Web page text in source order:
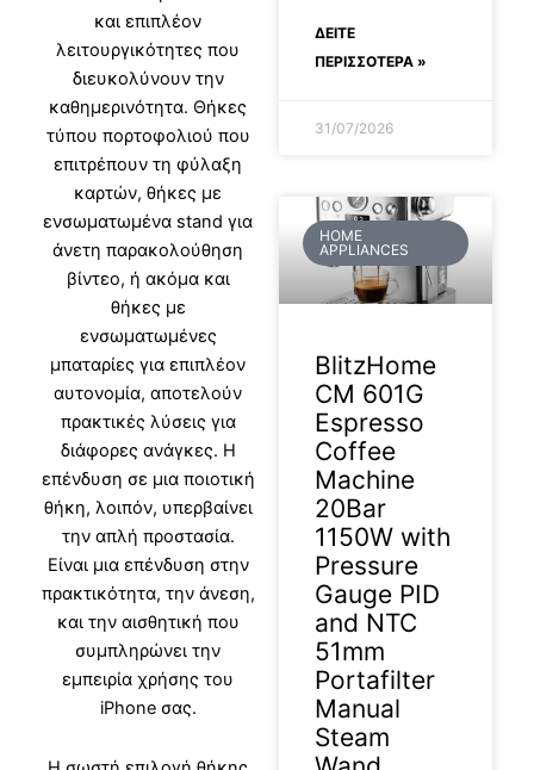
και επιπλέον
λειτουργικότητες που
διευκολύνουν την
καθημερινότητα. Θήκες
τύπου πορτοφολιού που
επιτρέπουν τη φύλαξη
καρτών, θήκες με
ενσωματωμένα stand για
άνετη παρακολούθηση
βίντεο, ή ακόμα και
θήκες με
ενσωματωμένες
μπαταρίες για επιπλέον
αυτονομία, αποτελούν
πρακτικές λύσεις για
διάφορες ανάγκες. Η
επένδυση σε μια ποιοτική
θήκη, λοιπόν, υπερβαίνει
την απλή προστασία.
Είναι μια επένδυση στην
πρακτικότητα, την άνεση,
και την αισθητική που
συμπληρώνει την
εμπειρία χρήσης του
iPhone σας.
ΔΕΊΤΕ
ΠΕΡΙΣΣΟΤΕΡΑ »
31/07/2026
HOME
APPLIANCES
BlitzHome
CM 601G
Espresso
Coffee
Machine
20Bar
1150W with
Pressure
Gauge PID
and NTC
51mm
Portafilter
Manual
Steam